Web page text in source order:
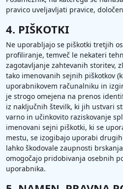
pravico uveljavljati pravice,
4. PIŠKOTKI
Ne uporabljajo se piškotki tretjih
profiliranje, temveč le nekateri
zagotavljanje zahtevanih storitev,
tako imenovanih sejnih piškotkov
uporabnikovem računalniku in
je strogo omejena na prenos
iz naključnih številk, ki jih ustvari
varno in učinkovito raziskovanje
imenovani sejni piškotki, ki se
mestu, se izogibajo uporabi
lahko škodovale zaupnosti
omogočajo pridobivanja osebnih
uporabnika.